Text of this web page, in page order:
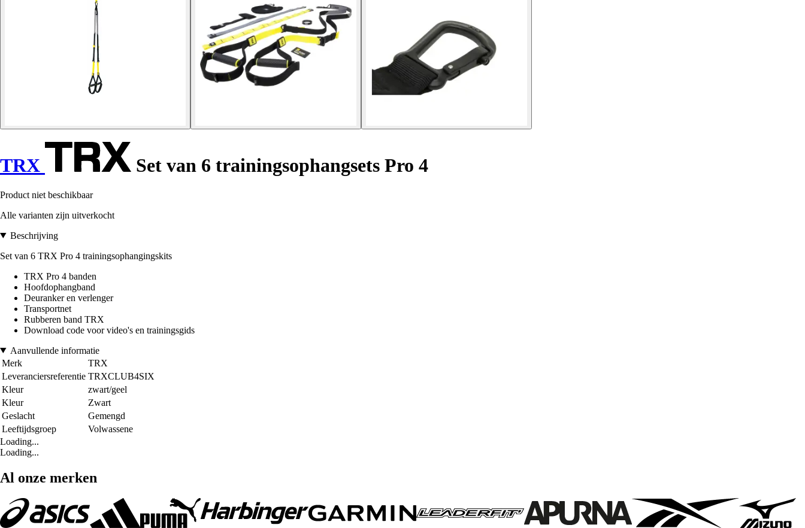
TRX Set van 6 trainingsophangsets Pro 4
Product niet beschikbaar
Alle varianten zijn uitverkocht
Beschrijving
Set van 6 TRX Pro 4 trainingsophangingskits
TRX Pro 4 banden
Hoofdophangband
Deuranker en verlenger
Transportnet
Rubberen band TRX
Download code voor video's en trainingsgids
Aanvullende informatie
Merk
TRX
Leveranciersreferentie TRXCLUB4SIX
Kleur
zwart/geel
Kleur
Zwart
Geslacht
Gemengd
Leeftijdsgroep
Volwassene
Loading...
Loading...
Al onze merken